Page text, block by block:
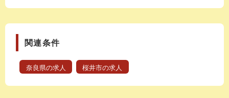
関連条件
奈良県の求人 桜井市の求人